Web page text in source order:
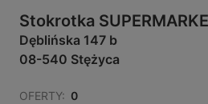
Stokrotka
Dęblińska 147 b
08-540 Stężyca
OFERTY: 0